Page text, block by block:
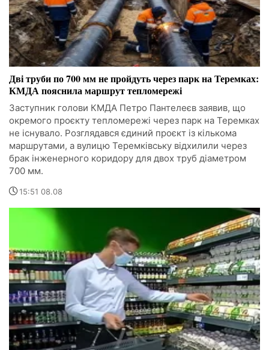
Дві труби по 700 мм не пройдуть через парк на Теремках:
КМДА пояснила маршрут тепломережі
Заступник голови КМДА Петро Пантелеєв заявив, що
окремого проєкту тепломережі через парк на Теремках
не існувало. Розглядався єдиний проєкт із кількома
маршрутами, а вулицю Теремківську відхилили через
брак інженерного коридору для двох труб діаметром
700 мм.
15:51 08.08